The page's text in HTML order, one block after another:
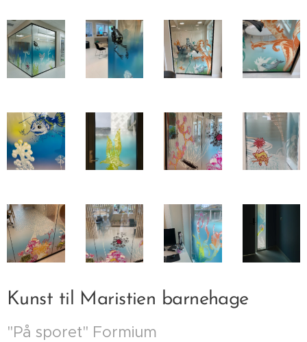
Kunst til Maristien barnehage
"På sporet" Formium